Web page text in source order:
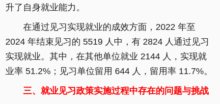
升了自身就业能力。
在通过见习实现就业的成效方面，2022 年至
2024 年结束见习的 5519 人中，有 2824 人通过见习
实现就业。其中，在其他单位就业 2144 人，实现就
业率 51.2%；见习单位留用 644 人，留用率 11.7%。
三、就业见习政策实施过程中存在的问题与挑战